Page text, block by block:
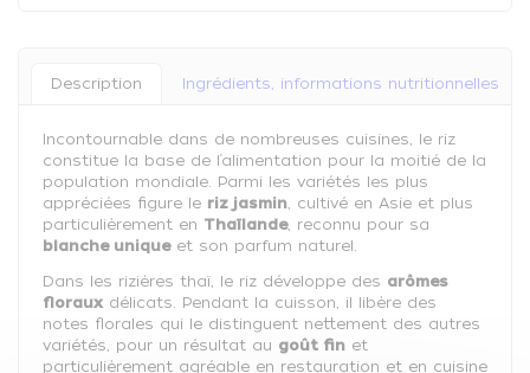
Description Ingrédients, informations nutritionnelles
Incontournable dans de nombreuses cuisines, le riz
constitue la base de l’alimentation pour la moitié de la
population mondiale. Parmi les variétés les plus
appréciées figure le riz jasmin, cultivé en Asie et plus
particulièrement en Thaïlande, reconnu pour sa
blanche uniqueet son parfum naturel.
Dans les rizières thaï, le riz développe des arômes
floraux délicats. Pendant la cuisson, il libère des
notes florales qui le distinguent nettement des autres
variétés, pour un résultat au goût fin et
particulièrement agréable en restauration et en cuisine